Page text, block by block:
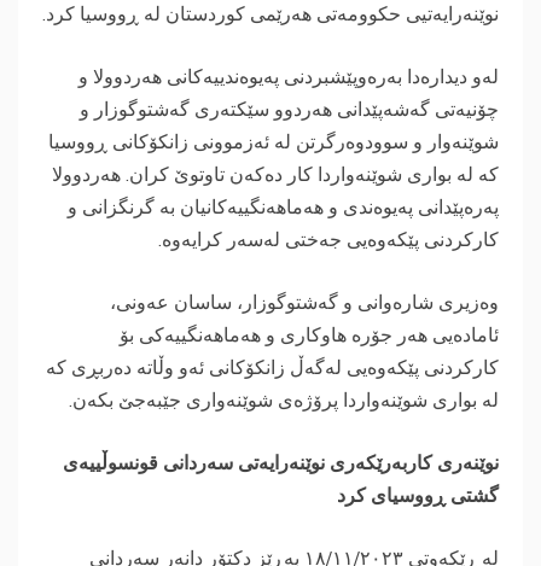
نوێنەرایەتیی حکوومەتی هەرێمی کوردستان لە ڕووسیا كرد.
‎لەو دیدارەدا بەرەوپێشبردنی پەیوەندییەكانی هەردوولا و
چۆنیەتی گەشەپێدانی هەردوو سێكتەری گەشتوگوزار و
شوێنەوار و سوودوەرگرتن لە ئەزموونی زانكۆكانی ڕووسیا
كە لە بواری شوێنەواردا كار دەكەن تاوتوێ كران. هەردوولا
پەرەپێدانی پەیوەندی و هەماهەنگییەكانیان بە گرنگزانی و
كاركردنی پێكەوەیی جەختی لەسەر كرایەوە.
‎وەزیری شارەوانی و گەشتوگوزار، ساسان عەونی،
ئامادەیی هەر جۆرە هاوكاری و هەماهەنگییەکی بۆ
كاركردنی پێكەوەیی لەگەڵ زانکۆکانی ئەو وڵاتە دەربڕی کە
لە بواری شوێنەواردا پرۆژەی شوێنەواری جێبەجێ بكەن.
‎نوێنەری کاربەرێکەری نوێنەرایەتی سەردانی قونسوڵییەی
گشتی ڕووسیای کرد
‎لە ڕێکەوتی ۱۸/۱۱/۲٠۲۳ بەڕێز دکتۆر دانەر سەردانی